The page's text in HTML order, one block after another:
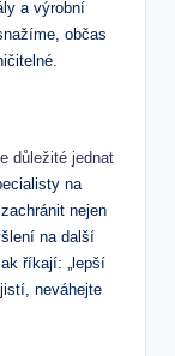
a výrobní
občas
důležité jednat
na
nejen
na další
říkají: „lepší
neváhejte